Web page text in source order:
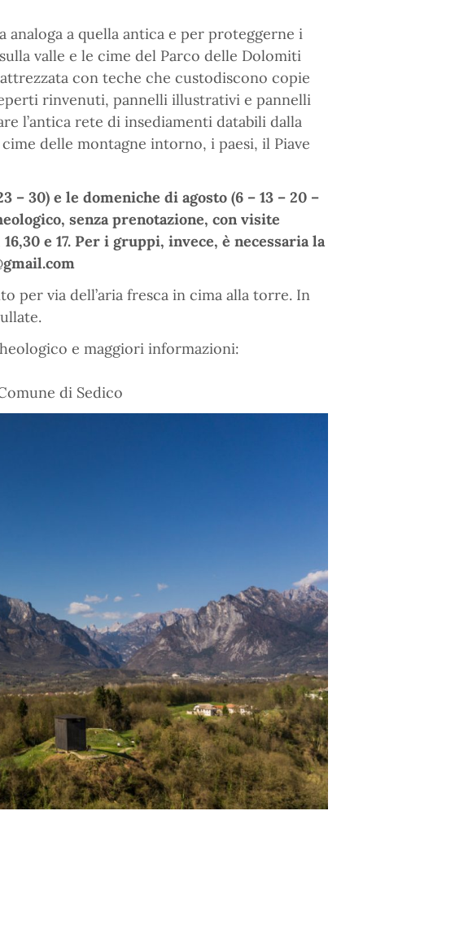
analoga a quella antica e per proteggerne i
valle e le cime del Parco delle Dolomiti
con teche che custodiscono copie
rinvenuti, pannelli illustrativi e pannelli
l’antica rete di insediamenti databili dalla
delle montagne intorno, i paesi, il Piave
– 30) e le domeniche di agosto (6 – 13 – 20 –
senza prenotazione, con visite
e 17. Per i gruppi, invece, è necessaria la
per via dell’aria fresca in cima alla torre. In
e maggiori informazioni:
di Sedico